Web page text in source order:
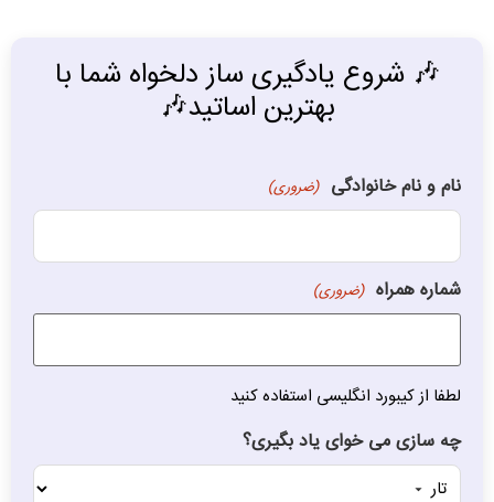
🎶 شروع یادگیری ساز دلخواه شما با
بهترین اساتید🎶
نام و نام خانوادگی (ضروری)
شماره همراه (ضروری)
لطفا از کیبورد انگلیسی استفاده کنید
چه سازی می خوای یاد بگیری؟